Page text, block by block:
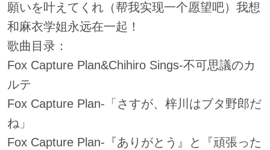
願いを叶えてくれ（帮我实现一个愿望吧）我想
和麻衣学姐永远在一起！
歌曲目录：
Fox Capture Plan&Chihiro Sings-不可思議のカ
ルテ
Fox Capture Plan-「さすが、梓川はブタ野郎だ
ね」
Fox Capture Plan-『ありがとう』と『頑張った